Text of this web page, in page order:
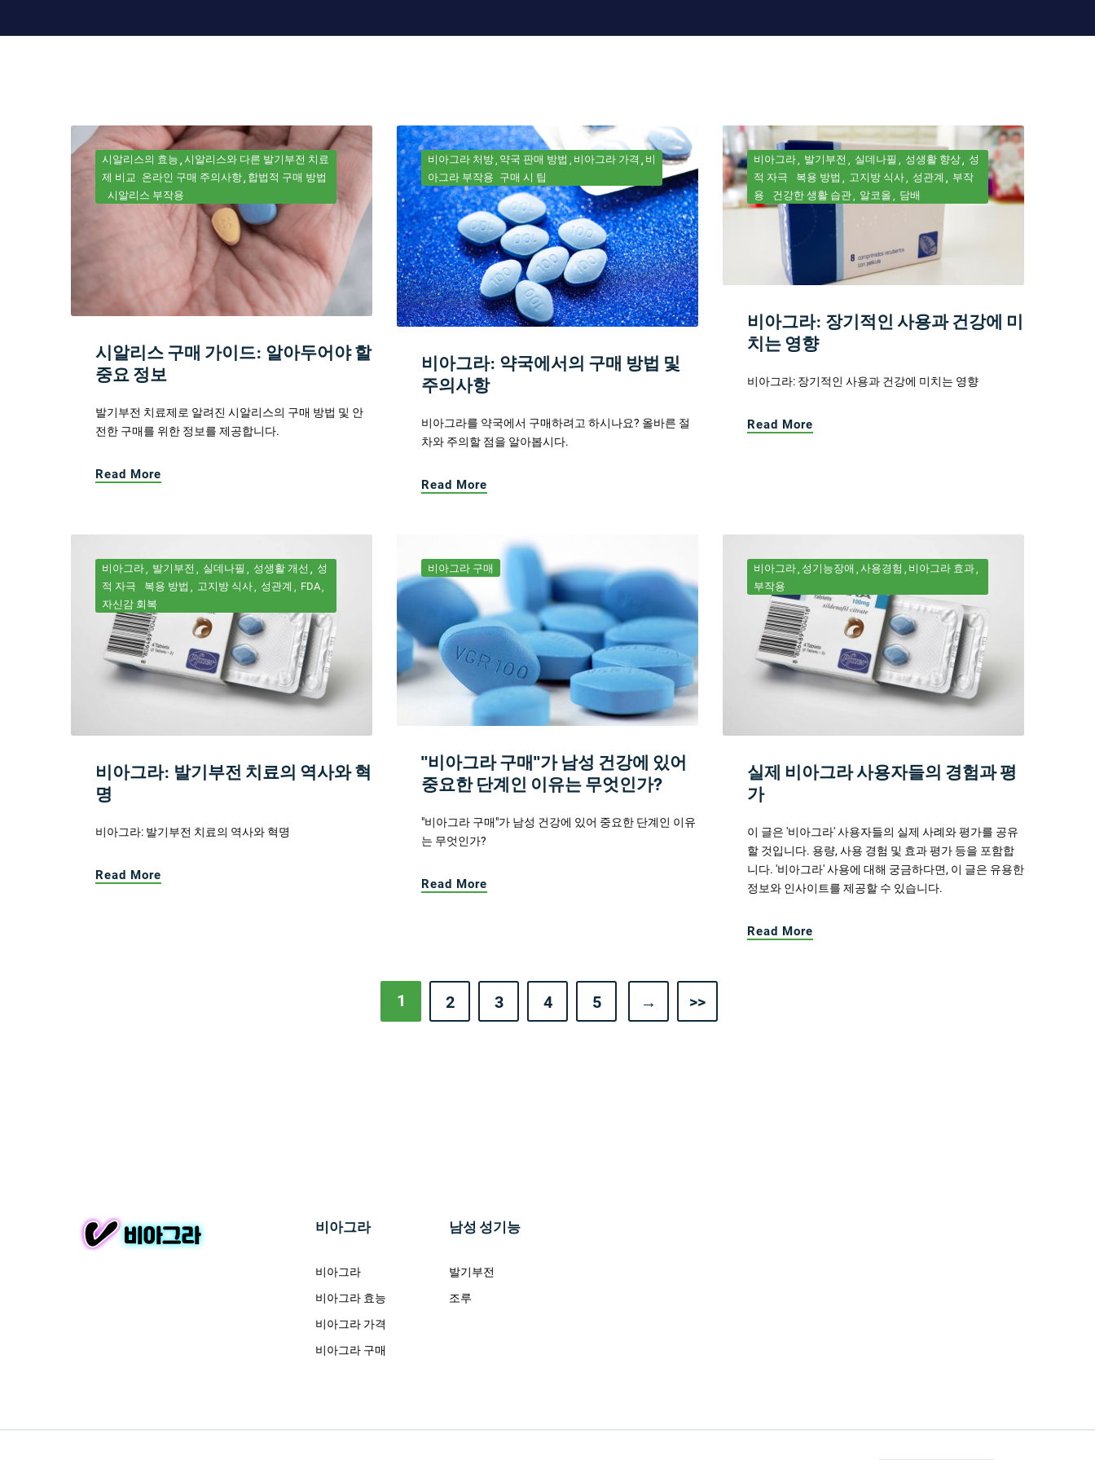
시알리스의 효능 시알리스와 다른 발기부전 치료
제 비교 온라인 구매 주의사항 합법적 구매 방법
시알리스 부작용
시알리스 구매 가이드: 알아두어야 할
중요 정보
발기부전 치료제로 알려진 시알리스의 구매 방법 및 안
전한 구매를 위한 정보를 제공합니다.
Read More
비아그라 처방 약국 판매 방법 비아그라 가격
비
아그라 부작용 구매 시 팁
비아그라: 약국에서의 구매 방법 및
주의사항
비아그라를 약국에서 구매하려고 하시나요? 올바른 절
차와 주의할 점을 알아봅시다.
Read More
비아그라 발기부전 실데나필 성생활 향상
성
적 자극
복용 방법 고지방 식사 성관계
부작
용
건강한 생활 습관 알코올 담배
비아그라: 장기적인 사용과 건강에 미
치는 영향
비아그라: 장기적인 사용과 건강에 미치는 영향
Read More
비아그라 발기부전 실데나필 성생활 개선
성
적 자극
복용 방법 고지방 식사 성관계
FDA
자신감 회복
비아그라: 발기부전 치료의 역사와 혁
명
비아그라: 발기부전 치료의 역사와 혁명
Read More
비아그라 구매
"비아그라 구매"가 남성 건강에 있어
중요한 단계인 이유는 무엇인가?
"비아그라 구매"가 남성 건강에 있어 중요한 단계인 이유
는 무엇인가?
Read More
비아그라 성기능장애 사용경험
비아그라 효과
부작용
실제 비아그라 사용자들의 경험과 평
가
이 글은 '비아그라' 사용자들의 실제 사례와 평가를 공유
할 것입니다. 용량, 사용 경험 및 효과 평가 등을 포함합
니다. '비아그라' 사용에 대해 궁금하다면, 이 글은 유용한
정보와 인사이트를 제공할 수 있습니다.
Read More
1 2 3 4 5 → >>
비아그라
비아그라
비아그라 효능
비아그라 가격
비아그라 구매
남성 성기능
발기부전
조루